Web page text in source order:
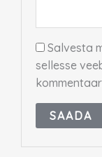
Salvesta
sellesse